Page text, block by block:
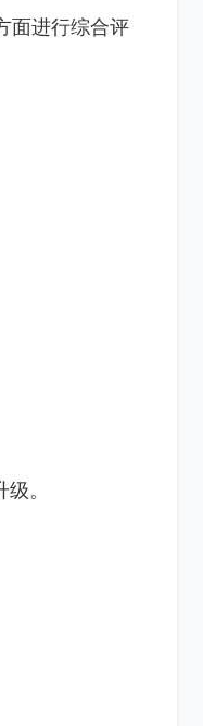
面进行综合评
。